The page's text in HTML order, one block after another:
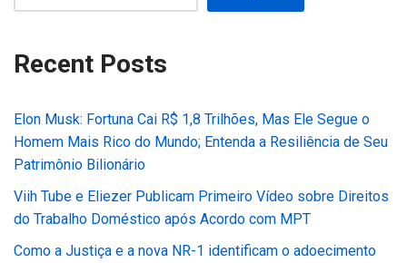
Recent Posts
Elon Musk: Fortuna Cai R$ 1,8 Trilhões, Mas Ele Segue o
Homem Mais Rico do Mundo; Entenda a Resiliência de Seu
Patrimônio Bilionário
Viih Tube e Eliezer Publicam Primeiro Vídeo sobre Direitos
do Trabalho Doméstico após Acordo com MPT
Como a Justiça e a nova NR-1 identificam o adoecimento